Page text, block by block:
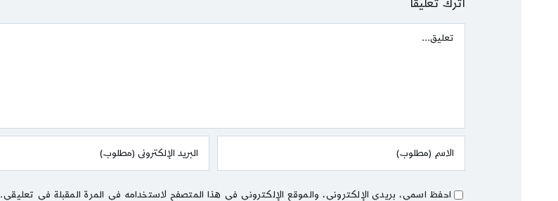
اترك تعليقًا
Comment
احفظ اسمي، بريدي الإلكتروني، والموقع الإلكتروني في هذا المتصفح لاستخدامه في المرة المقبلة في تعليقي.